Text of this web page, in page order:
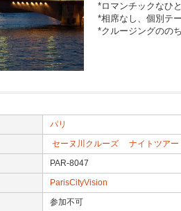
*ロマンチックなひ
*相席なし、個別テ
*クルージングのの
パリ
セーヌ川クルーズ
ナイトツアー
PAR-8047
ParisCityVision
参加不可